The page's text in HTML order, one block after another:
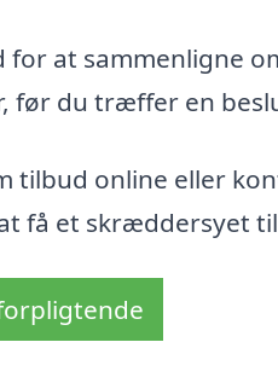
for at sammenligne
før du træffer en
tilbud online eller
få et skræddersyet